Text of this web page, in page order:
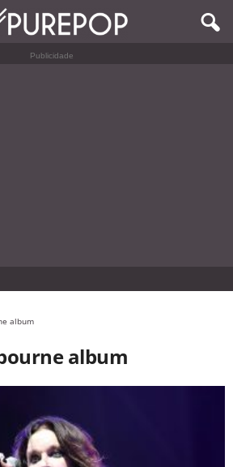
Publicidade
album
album